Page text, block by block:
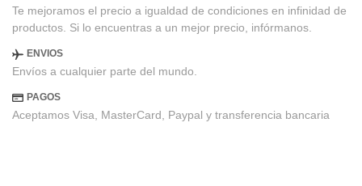
Te mejoramos el precio a igualdad de condiciones en infinidad de
productos. Si lo encuentras a un mejor precio, infórmanos.
ENVIOS
Envíos a cualquier parte del mundo.
PAGOS
Aceptamos Visa, MasterCard, Paypal y transferencia bancaria